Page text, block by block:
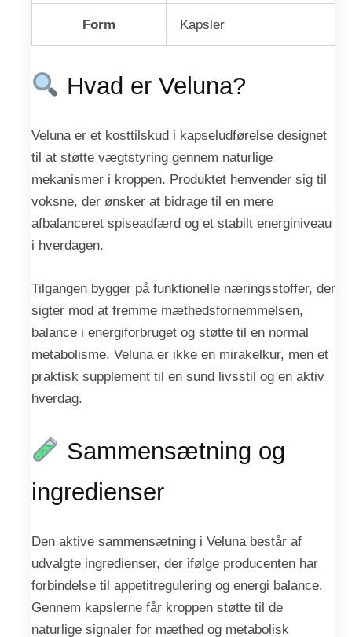
Form Kapsler
Hvad er Veluna?
Veluna er et kosttilskud i kapseludførelse designet
til at støtte vægtstyring gennem naturlige
mekanismer i kroppen. Produktet henvender sig til
voksne, der ønsker at bidrage til en mere
afbalanceret spiseadfærd og et stabilt energiniveau
i hverdagen.
Tilgangen bygger på funktionelle næringsstoffer, der
sigter mod at fremme mæthedsfornemmelsen,
balance i energiforbruget og støtte til en normal
metabolisme. Veluna er ikke en mirakelkur, men et
praktisk supplement til en sund livsstil og en aktiv
hverdag.
Sammensætning og
ingredienser
Den aktive sammensætning i Veluna består af
udvalgte ingredienser, der ifølge producenten har
forbindelse til appetitregulering og energi balance.
Gennem kapslerne får kroppen støtte til de
naturlige signaler for mæthed og metabolisk